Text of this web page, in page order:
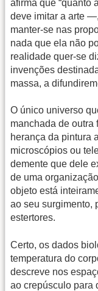
afirma que “quanto
deve imitar a arte
manter-se nas
nada que ela não
realidade quer-se
invenções
massa, a
O único universo
manchada de outra
herança da pintura
microscópios ou
demente que dele
de uma
objeto está
ao seu surgimento,
estertores.
Certo, os dados
temperatura do
descreve nos
ao crepúsculo para